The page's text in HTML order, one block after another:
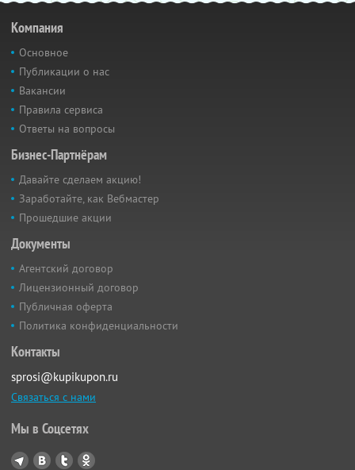
Компания
Основное
Публикации о нас
Вакансии
Правила сервиса
Ответы на вопросы
Бизнес-Партнёрам
Давайте сделаем акцию!
Заработайте, как Вебмастер
Прошедшие акции
Документы
Агентский договор
Лицензионный договор
Публичная оферта
Политика конфиденциальности
Контакты
sprosi@kupikupon.ru
Связаться с нами
Мы в Соцсетях